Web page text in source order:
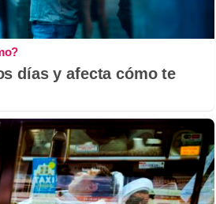
días y afecta cómo te